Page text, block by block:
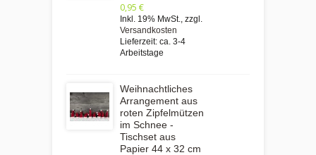
0,95 €
Inkl. 19% MwSt. zzgl.
Versandkosten
Lieferzeit: ca. 3-4
Arbeitstage
Weihnachtliches
Arrangement aus
roten Zipfelmützen
im Schnee -
Tischset aus
Papier 44 x 32 cm